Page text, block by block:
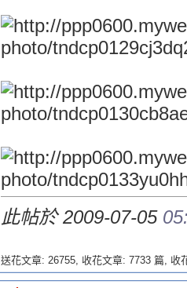
此帖於 2009-07-05
送花文章: 26755, 收花文章: 7733 篇, 收